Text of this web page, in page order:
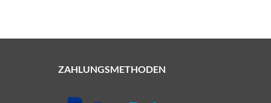
ZAHLUNGSMETHODEN